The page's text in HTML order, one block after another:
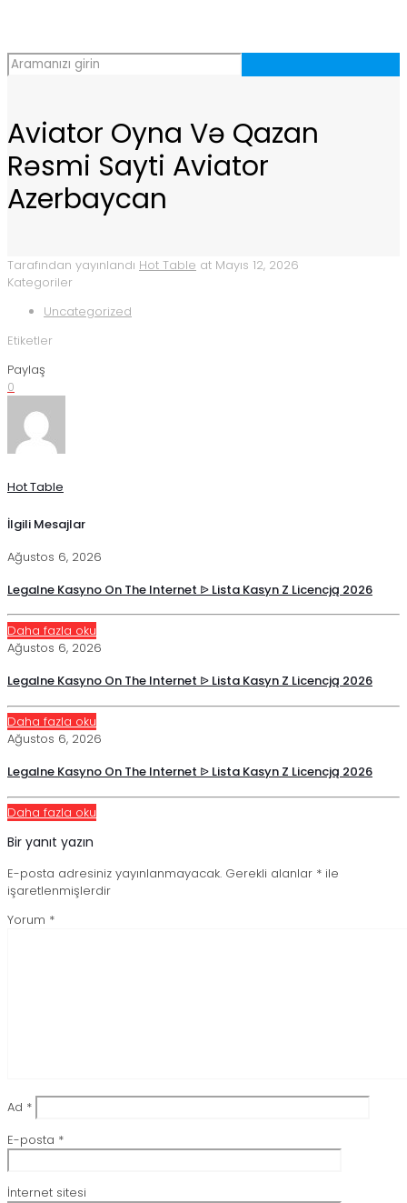
Aviator Oyna Və Qazan
Rəsmi Sayti Aviator
Azerbaycan
Tarafından yayınlandı Hot Table at Mayıs 12, 2026
Kategoriler
Uncategorized
Etiketler
Paylaş
0
Hot Table
İlgili Mesajlar
Ağustos 6, 2026
Legalne Kasyno On The Internet ᐉ Lista Kasyn Z Licencją 2026
Daha fazla oku
Ağustos 6, 2026
Legalne Kasyno On The Internet ᐉ Lista Kasyn Z Licencją 2026
Daha fazla oku
Ağustos 6, 2026
Legalne Kasyno On The Internet ᐉ Lista Kasyn Z Licencją 2026
Daha fazla oku
Bir yanıt yazın
E-posta adresiniz yayınlanmayacak. Gerekli alanlar * ile
işaretlenmişlerdir
Yorum *
Ad *
E-posta *
İnternet sitesi